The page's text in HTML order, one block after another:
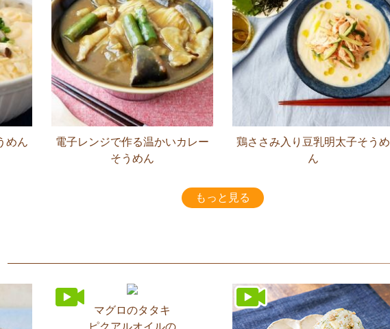
めん
電子レンジで作る温かいカレー
そうめん
鶏ささみ入り豆乳明太子そうめ
ん
もっと見る
マグロのタタキ
ピクアルオイルの